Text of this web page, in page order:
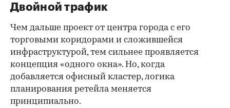
Двойной трафик
Чем дальше проект от центра города с его
торговыми коридорами и сложившейся
инфраструктурой, тем сильнее проявляется
концепция «одного окна». Но, когда
добавляется офисный кластер, логика
планирования ретейла меняется
принципиально.